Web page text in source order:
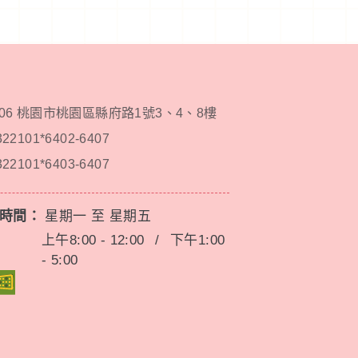
桃園市桃園區縣府路1號3、4、8樓
6407
6407
間： 星期一 至 星期五
上午8:00 - 12:00
/
下午1:00
- 5:00